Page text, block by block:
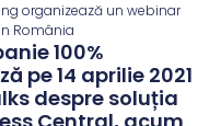
organizează un webinar
România
100%
pe 14 aprilie 2021
despre soluția